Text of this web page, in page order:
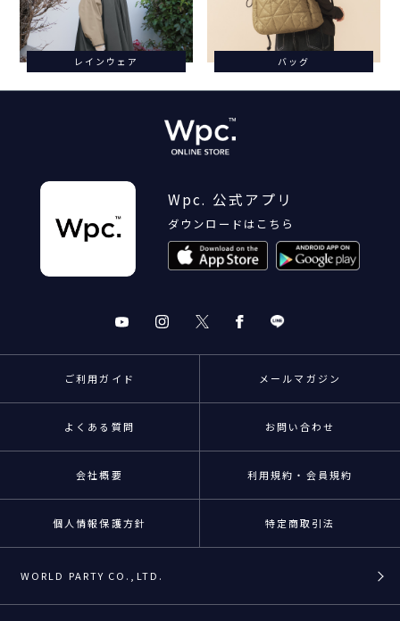
レインウェア バッグ
Wpc. 公式アプリ
ダウンロードはこちら
ご利用ガイド メールマガジン
よくある質問 お問い合わせ
会社概要 利用規約・会員規約
個人情報保護方針 特定商取引法
WORLD PARTY CO.,LTD.